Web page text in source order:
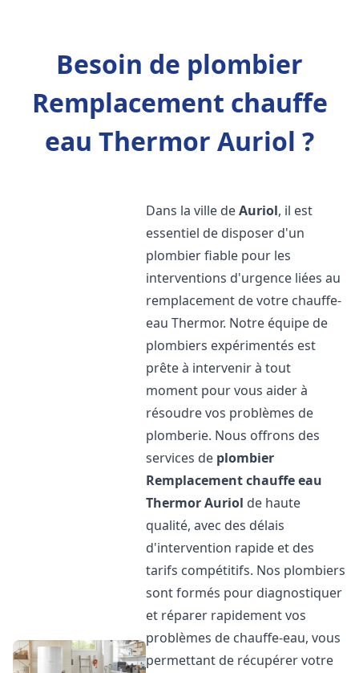
Besoin de plombier
Remplacement chauffe
eau Thermor Auriol ?
Dans la ville deAuriol, il est
essentiel de disposer d'un
plombier fiable pour les
interventions d'urgence liées au
remplacement de votre chauffe-
eau Thermor. Notre équipe de
plombiers expérimentés est
prête à intervenir à tout
moment pour vous aider à
résoudre vos problèmes de
plomberie. Nous offrons des
services de plombier
Remplacement chauffe eau
ThermorAuriol de haute
qualité, avec des délais
d'intervention rapide et des
tarifs compétitifs. Nos plombiers
sont formés pour diagnostiquer
et réparer rapidement vos
problèmes de chauffe-eau, vous
permettant de récupérer votre